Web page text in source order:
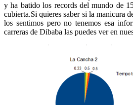
y ha batido los records del mundo de
cubierta.Si quieres saber si la manicura
los sentimos pero no tenemos esa
carreras de Dibaba las puedes ver en